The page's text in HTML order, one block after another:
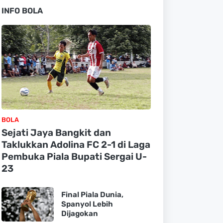
INFO BOLA
BOLA
Sejati Jaya Bangkit dan
Taklukkan Adolina FC 2-1 di Laga
Pembuka Piala Bupati Sergai U-
23
Final Piala Dunia,
Spanyol Lebih
Dijagokan